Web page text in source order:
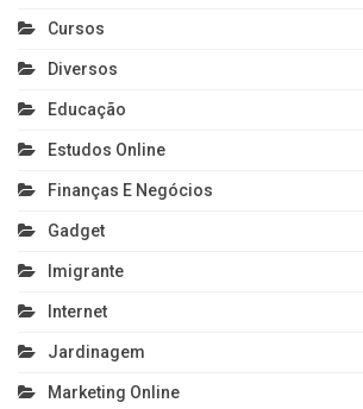
Cursos
Diversos
Educação
Estudos Online
Finanças E Negócios
Gadget
Imigrante
Internet
Jardinagem
Marketing Online